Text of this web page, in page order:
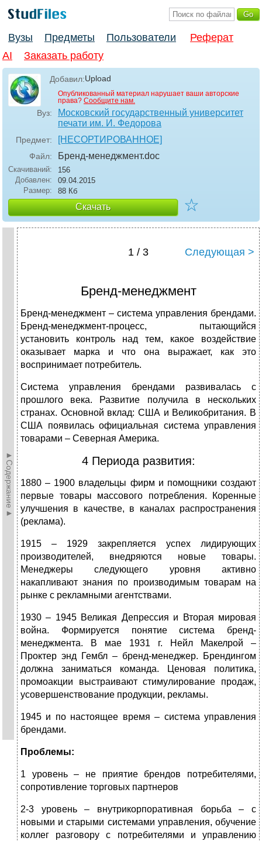
Вузы Предметы Пользователи
Реферат
AI
Заказать работу
Добавил:Upload
Опубликованный материал нарушает ваши авторские
права? Сообщите нам.
Вуз:
Московский государственный университет
печати им. И. Федорова
Предмет: [НЕСОРТИРОВАННОЕ]
Файл: Бренд-менеджмент.doc
Скачиваний:
156
Добавлен:
09.04.2015
Размер:
88 Кб
Скачать ☆
►Содержание►
1 / 3 Следующая >
Бренд-менеджмент
Бренд-менеджмент – система управления брендами.
Бренд-менеджмент-процесс, пытающийся
установить контроль над тем, какое воздействие
оказывает марка и что она выражает, как это
воспринимает потребитель.
Система управления брендами развивалась с
прошлого века. Развитие получила в нескольких
странах. Основной вклад: США и Великобритания. В
США появилась официальная система управления
товарами – Северная Америка.
4 Периода развития:
1880 – 1900 владельцы фирм и помощники создают
первые товары массового потребления. Коренные
улучшения в качестве, в каналах распространения
(реклама).
1915 – 1929 закрепляется успех лидирующих
производителей, внедряются новые товары.
Менеджеры следующего уровня активно
накапливают знания по производимым товарам на
рынке с рекламными агентствами.
1930 – 1945 Великая Депрессия и Вторая мировая
война. Формируется понятие система бренд-
менеджмента. В мае 1931 г. Нейл Макелрой –
Проктер энд Гембл – бренд-менеджер. Брендингом
должна заниматься команда. Ценовая политика,
промоакции выстраивают стимулирование продаж,
усовершенствование продукции, рекламы.
1945 и по настоящее время – система управления
брендами.
Проблемы:
1 уровень – не приятие брендов потребителями,
сопротивление торговых партнеров
2-3 уровень – внутрикорпоративная борьба – с
новыми и старыми системами управления, обучение
коллег разговору с потребителями и управлению